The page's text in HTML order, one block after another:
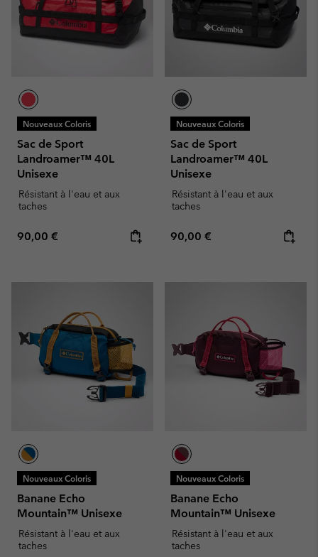
Nouveaux Coloris
Sac de Sport
Landroamer™ 40L
Unisexe
Résistant à l'eau et aux
taches
Regular price:
90,00 €
Nouveaux Coloris
Sac de Sport
Landroamer™ 40L
Unisexe
Résistant à l'eau et aux
taches
Regular price:
90,00 €
Nouveaux Coloris
Banane Echo
Mountain™ Unisexe
Résistant à l'eau et aux
taches
Nouveaux Coloris
Banane Echo
Mountain™ Unisexe
Résistant à l'eau et aux
taches